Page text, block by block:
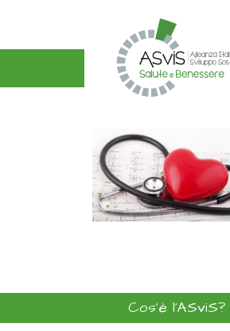
Cos'è l'ASviS?